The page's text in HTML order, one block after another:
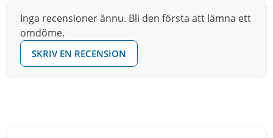
Inga recensioner ännu. Bli den första att lämna ett
omdöme.
SKRIV EN RECENSION